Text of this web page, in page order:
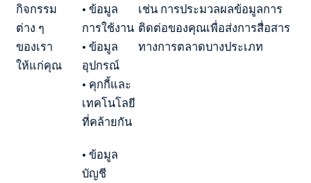
กิจกรรม
ต่าง ๆ
ของเรา
ให้แก่คุณ
• ข้อมูล
การใช้งาน
• ข้อมูล
อุปกรณ์
• คุกกี้และ
เทคโนโลยี
ที่คล้ายกัน
เช่น การประมวลผลข้อมูลการ
ติดต่อของคุณเพื่อส่งการสื่อสาร
ทางการตลาดบางประเภท
• ข้อมูล
บัญชี